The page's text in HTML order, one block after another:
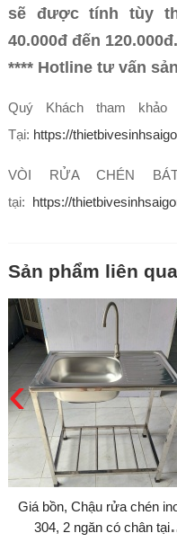
sẽ được tính tùy
40.000đ đến 120.000đ.
**** Hotline tư vấn
Quý Khách tham
Tại: https://
VÒI RỬA CHÉN
tại: https://
Sản phẩm liên
Giá bồn, Chậu rửa chén
304, 2 ngăn có chân tại
‹